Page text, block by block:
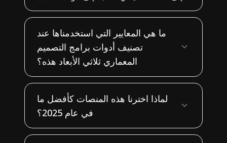
ما هي المعايير التي استخدمناها عند
تصنيف أدوات برامج التصميم
المعماري ثلاثي الأبعاد هذه؟
لماذا اخترنا هذه المنصات كأفضل ما
في عام 2025؟